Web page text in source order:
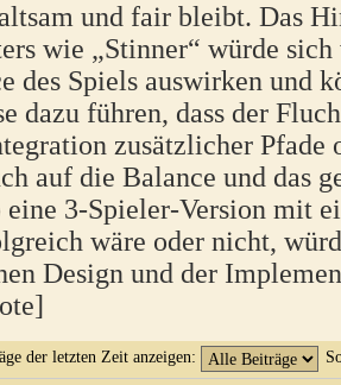
und fair bleibt. Das
wie „Stinner“ würde
des Spiels auswirken und
dazu führen, dass der
zusätzlicher Pfade
auf die Balance und das
eine 3-Spieler-Version mit
wäre oder nicht,
Design und der
der letzten Zeit anzeigen: